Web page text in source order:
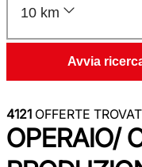
10 km
Avvia
4121 OFFERTE
OPERAIO/